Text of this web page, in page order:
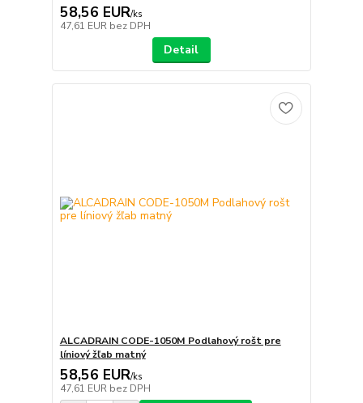
58,56 EUR/ks
47,61 EUR bez DPH
Detail
ALCADRAIN CODE-1050M Podlahový rošt pre
líniový žľab matný
58,56 EUR/ks
47,61 EUR bez DPH